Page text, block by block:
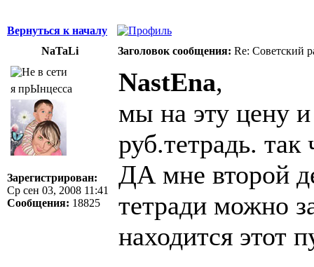
Вернуться к началу
NaTaLi
Заголовок сообщения: Re: Советский
я прЫнцесса
Зарегистрирован:
Ср сен 03, 2008 11:41
Сообщения: 18825
NastEna,
мы на эту цену
руб.тетрадь.
ДА мне второй
тетради можно
находится этот